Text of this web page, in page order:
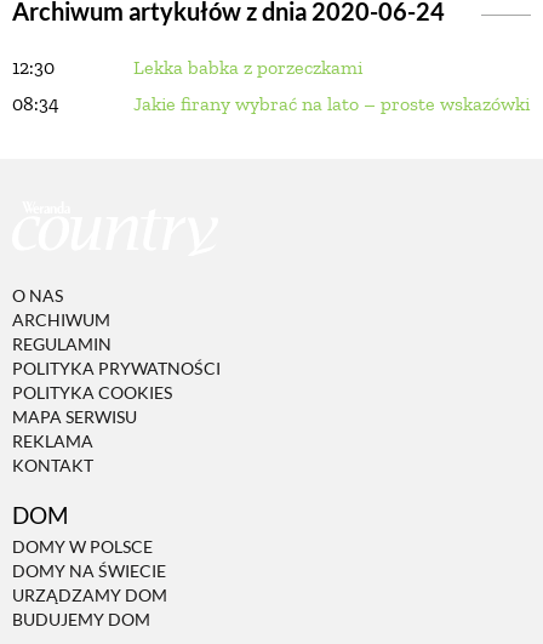
Archiwum artykułów z dnia 2020-06-24
12:30
Lekka babka z porzeczkami
08:34
Jakie firany wybrać na lato – proste wskazówki
O NAS
ARCHIWUM
REGULAMIN
POLITYKA PRYWATNOŚCI
POLITYKA COOKIES
MAPA SERWISU
REKLAMA
KONTAKT
DOM
DOMY W POLSCE
DOMY NA ŚWIECIE
URZĄDZAMY DOM
BUDUJEMY DOM
BUDUJEMY DOM